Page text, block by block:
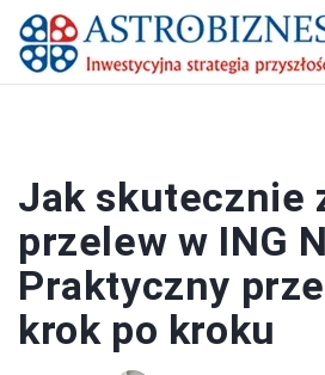
Jak skutecznie
przelew w ING
Praktyczny
krok po kroku